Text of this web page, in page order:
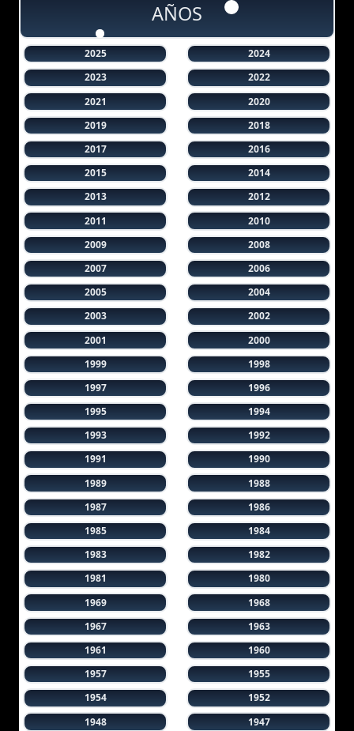
AÑOS
2025
2024
2023
2022
2021
2020
2019
2018
2017
2016
2015
2014
2013
2012
2011
2010
2009
2008
2007
2006
2005
2004
2003
2002
2001
2000
1999
1998
1997
1996
1995
1994
1993
1992
1991
1990
1989
1988
1987
1986
1985
1984
1983
1982
1981
1980
1969
1968
1967
1963
1961
1960
1957
1955
1954
1952
1948
1947